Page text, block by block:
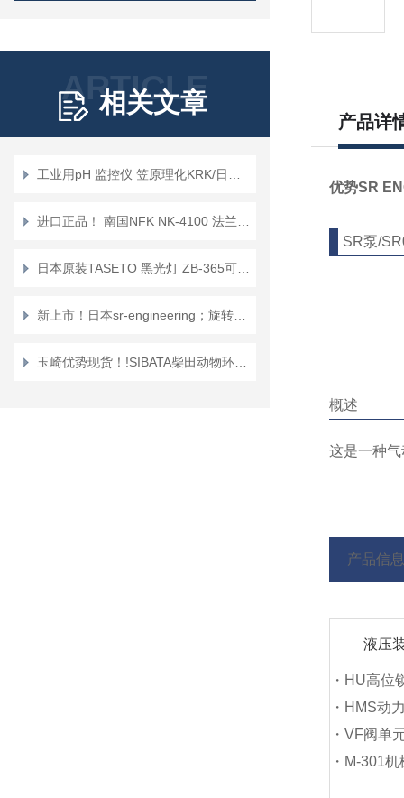
ARTICLE
相关文章
产品详
优势SR
SR泵/
概述
这是一种
产品信息
液压
・HU高位
・HMS动
・VF阀单
・M-301机